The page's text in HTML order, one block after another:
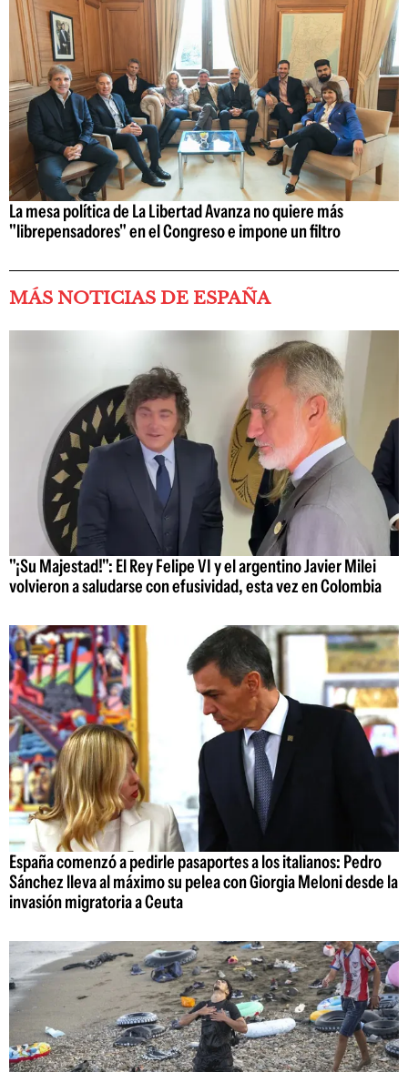
La mesa política de La Libertad Avanza no quiere más
"librepensadores" en el Congreso e impone un filtro
MÁS NOTICIAS DE ESPAÑA
"¡Su Majestad!": El Rey Felipe VI y el argentino Javier Milei
volvieron a saludarse con efusividad, esta vez en Colombia
España comenzó a pedirle pasaportes a los italianos: Pedro
Sánchez lleva al máximo su pelea con Giorgia Meloni desde la
invasión migratoria a Ceuta